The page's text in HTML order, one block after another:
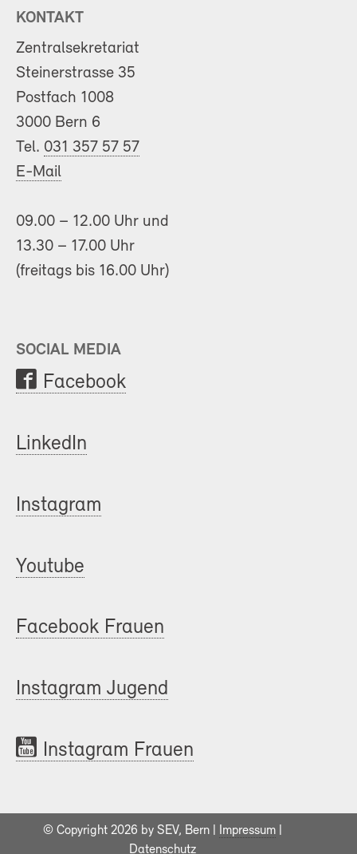
KONTAKT
Zentralsekretariat
Steinerstrasse 35
Postfach 1008
3000 Bern 6
Tel. 031 357 57 57
E-Mail
09.00 – 12.00 Uhr und
13.30 – 17.00 Uhr
(freitags bis 16.00 Uhr)
SOCIAL MEDIA
Facebook
LinkedIn
Instagram
Youtube
Facebook Frauen
Instagram Jugend
Instagram Frauen
© Copyright 2026 by SEV, Bern | Impressum
Datenschutz